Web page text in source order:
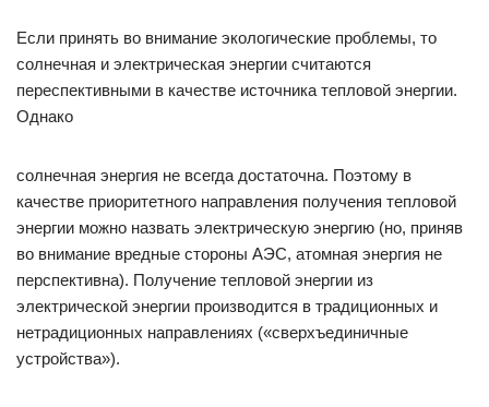
Если принять во внимание экологические проблемы, то
солнечная и электрическая энергии считаются
переспективными в качестве источника тепловой энергии.
Однако
солнечная энергия не всегда достаточна. Поэтому в
качестве приоритетного направления получения тепловой
энергии можно назвать электрическую энергию (но, приняв
во внимание вредные стороны АЭС, атомная энергия не
перспективна). Получение тепловой энергии из
электрической энергии производится в традиционных и
нетрадиционных направлениях («сверхъединичные
устройства»).